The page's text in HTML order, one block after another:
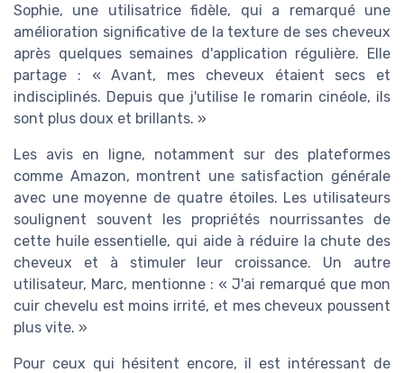
Sophie, une utilisatrice fidèle, qui a remarqué une
amélioration significative de la texture de ses cheveux
après quelques semaines d'application régulière. Elle
partage : « Avant, mes cheveux étaient secs et
indisciplinés. Depuis que j'utilise le romarin cinéole, ils
sont plus doux et brillants. »
Les avis en ligne, notamment sur des plateformes
comme Amazon, montrent une satisfaction générale
avec une moyenne de quatre étoiles. Les utilisateurs
soulignent souvent les propriétés nourrissantes de
cette huile essentielle, qui aide à réduire la chute des
cheveux et à stimuler leur croissance. Un autre
utilisateur, Marc, mentionne : « J'ai remarqué que mon
cuir chevelu est moins irrité, et mes cheveux poussent
plus vite. »
Pour ceux qui hésitent encore, il est intéressant de